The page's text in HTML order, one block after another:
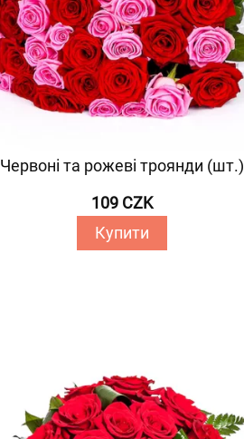
Червоні та рожеві троянди (шт.)
109 CZK
Купити